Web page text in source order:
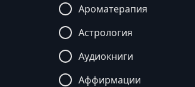
Ароматерапия
Астрология
Аудиокниги
Аффирмации